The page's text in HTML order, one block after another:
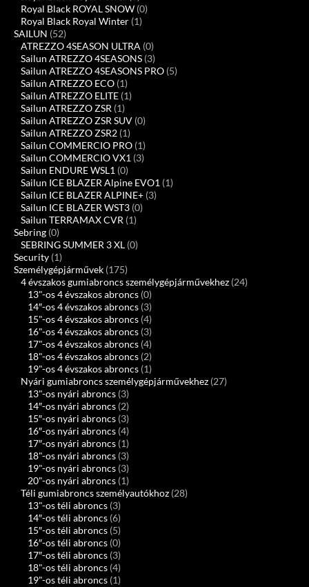
Royal Black ROYAL SNOW (0)
Royal Black Royal Winter (1)
SAILUN (52)
ATREZZO 4SEASON ULTRA (0)
Sailun ATREZZO 4SEASONS (3)
Sailun ATREZZO 4SEASONS PRO (5)
Sailun ATREZZO ECO (1)
Sailun ATREZZO ELITE (1)
Sailun ATREZZO ZSR (1)
Sailun ATREZZO ZSR SUV (0)
Sailun ATREZZO ZSR2 (1)
Sailun COMMERCIO PRO (1)
Sailun COMMERCIO VX1 (3)
Sailun ENDURE WSL1 (0)
Sailun ICE BLAZER Alpine EVO1 (1)
Sailun ICE BLAZER ALPINE+ (3)
Sailun ICE BLAZER WST3 (0)
Sailun TERRAMAX CVR (1)
Sebring (0)
SEBRING SUMMER 3 XL (0)
Security (1)
Személygépjárművek (175)
4 évszakos gumiabroncs személygépjárművekhez (24)
13"-os 4 évszakos abroncs (0)
14″-os 4 évszakos abroncs (3)
15"-os 4 évszakos abroncs (4)
16"-os 4 évszakos abroncs (3)
17"-os 4 évszakos abroncs (4)
18"-os 4 évszakos abroncs (2)
19"-os 4 évszakos abroncs (1)
Nyári gumiabroncs személygépjárművekhez (27)
13"-os nyári abroncs (3)
14″-os nyári abroncs (2)
15″-os nyári abroncs (3)
16″-os nyári abroncs (4)
17″-os nyári abroncs (1)
18"-os nyári abroncs (3)
19"-os nyári abroncs (3)
20"-os nyári abroncs (1)
Téli gumiabroncs személyautókhoz (28)
13"-os téli abroncs (3)
14″-os téli abroncs (6)
15″-os téli abroncs (5)
16″-os téli abroncs (0)
17″-os téli abroncs (3)
18"-os téli abroncs (4)
19"-os téli abroncs (1)